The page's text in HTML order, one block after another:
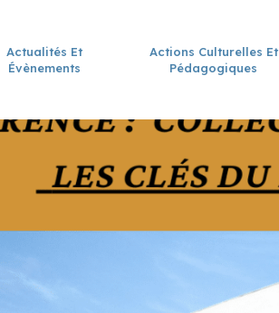
Actualités Et
Évènements
Actions Culturelles Et
Pédagogiques